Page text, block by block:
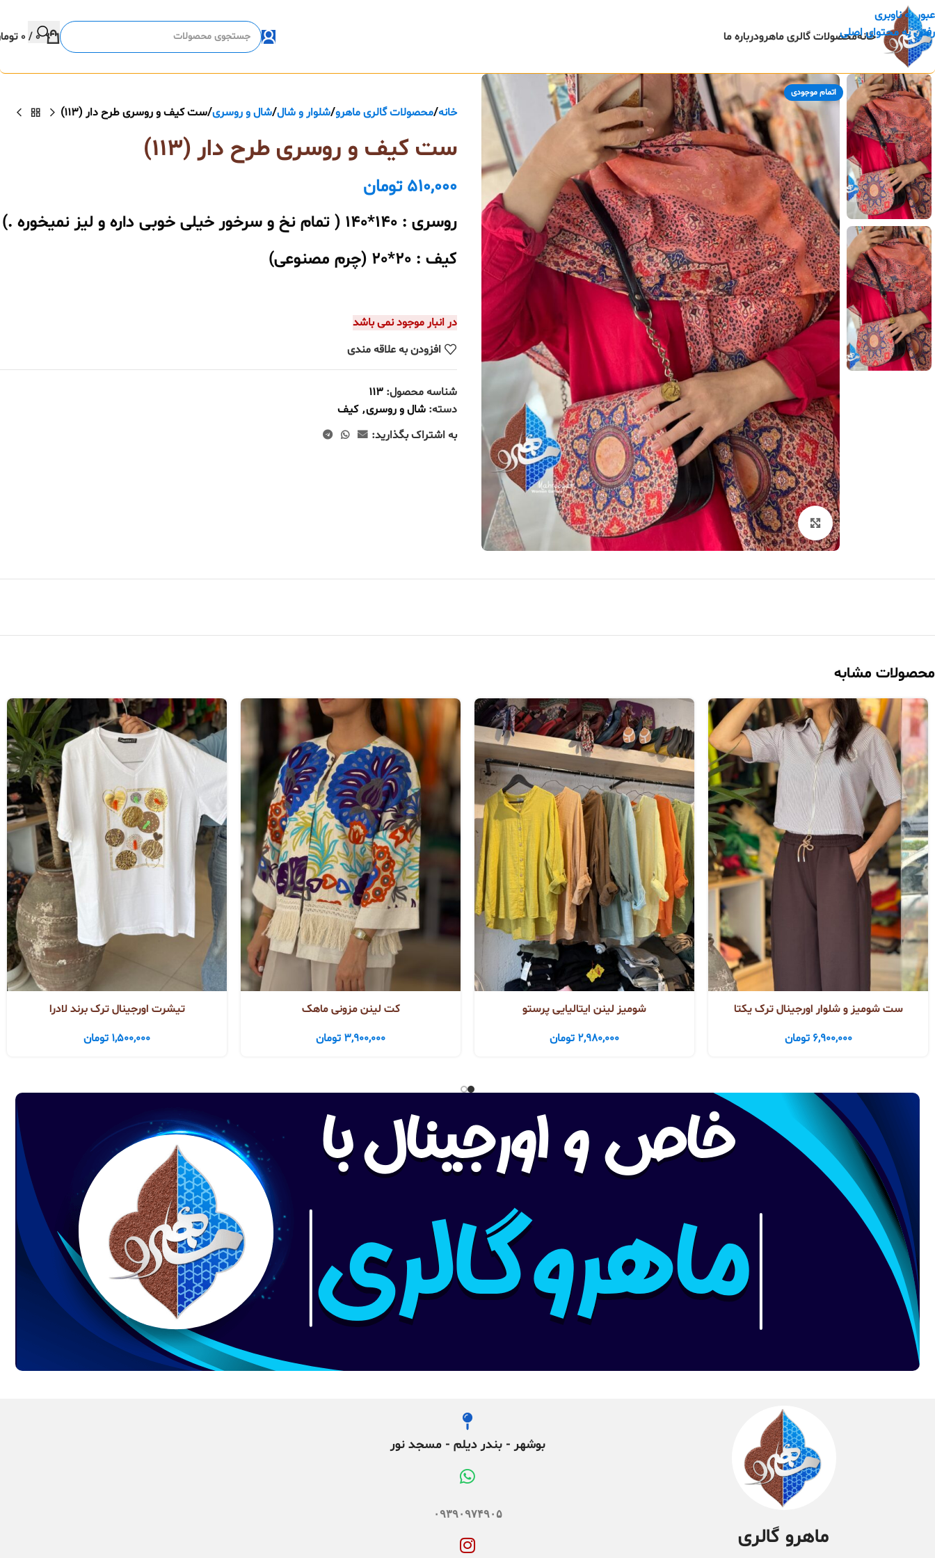
عبور به ناوبری
رفتن به محتوای اصلی
خانهمحصولات گالری ماهرودرباره ما 0
/
0
اتمام موجودی
بزرگنمایی تصویر
خانه محصولات گالری ماهرو شلوار و شال شال و روسری ست کیف و روسری طرح دار (113)
ست کیف و روسری طرح دار (113)
510,000 تومان
روسری : 140*140 ( تمام نخ و سرخور خیلی خوبی داره و لیز نمیخوره .)
کیف : 20*20 (چرم مصنوعی)
در انبار موجود نمی باشد
افزودن به علاقه مندی
شناسه محصول: 113
دسته: شال و روسری, کیف
به اشتراک بگذارید:
محصولات مشابه
ست شومیز و شلوار اورجینال ترک یکتا
6,900,000 تومان
شومیز لینن ایتالیایی پرستو
2,980,000 تومان
کت لینن مزونی ماهک
3,900,000 تومان
تیشرت اورجینال ترک برند لادرا
1,500,000 تومان
ماهرو گالری
بوشهر - بندر دیلم - مسجد نور
۰۹۳۹۰۹۷۴۹۰۵